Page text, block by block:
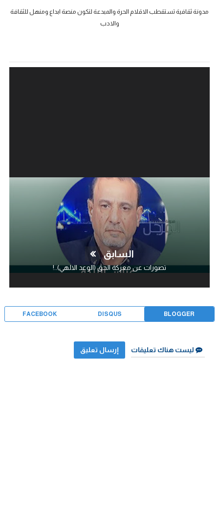
مدونة ثقافية تستقطب الاقلام الحرة والمبدعة لتكون منصة ابداع ومنهل للثقافة
والادب
السابق
تصورات عن معركة الحق (الوعد الالهي)..!
BLOGGER
DISQUS
FACEBOOK
ليست هناك تعليقات إرسال تعليق